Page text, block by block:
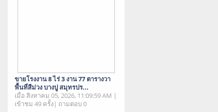
ขายโรงงาน 8 ไร่ 3 งาน 77 ตารางวา
พื้นที่สีม่วง บางปู สมุทรปร...
เมื่อ สิงหาคม 05, 2026, 11:09:59 AM |
เข้าชม 49 ครั้ง| ถามตอบ 0